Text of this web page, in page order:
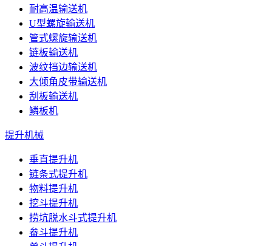
耐高温输送机
U型螺旋输送机
管式螺旋输送机
链板输送机
波纹挡边输送机
大倾角皮带输送机
刮板输送机
鳞板机
提升机械
垂直提升机
链条式提升机
物料提升机
挖斗提升机
捞坑脱水斗式提升机
畚斗提升机